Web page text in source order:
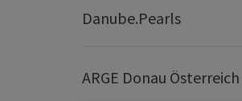
Danube.Pearls
ARGE Donau Österreich